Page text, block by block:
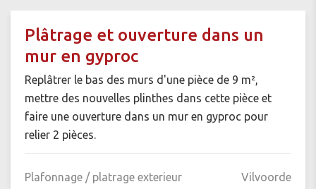
Plâtrage et ouverture dans un
mur en gyproc
Replâtrer le bas des murs d'une pièce de 9 m²,
mettre des nouvelles plinthes dans cette pièce et
faire une ouverture dans un mur en gyproc pour
relier 2 pièces.
Plafonnage / platrage exterieur Vilvoorde